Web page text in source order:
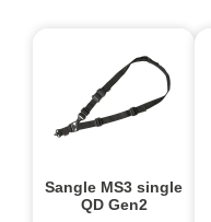
Sangle MS3 single
QD Gen2